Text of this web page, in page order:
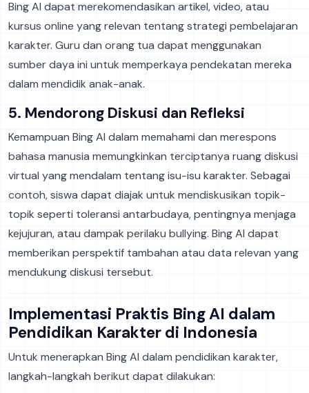
Bing AI dapat merekomendasikan artikel, video, atau
kursus online yang relevan tentang strategi pembelajaran
karakter. Guru dan orang tua dapat menggunakan
sumber daya ini untuk memperkaya pendekatan mereka
dalam mendidik anak-anak.
5. Mendorong Diskusi dan Refleksi
Kemampuan Bing AI dalam memahami dan merespons
bahasa manusia memungkinkan terciptanya ruang diskusi
virtual yang mendalam tentang isu-isu karakter. Sebagai
contoh, siswa dapat diajak untuk mendiskusikan topik-
topik seperti toleransi antarbudaya, pentingnya menjaga
kejujuran, atau dampak perilaku bullying. Bing AI dapat
memberikan perspektif tambahan atau data relevan yang
mendukung diskusi tersebut.
Implementasi Praktis Bing AI dalam
Pendidikan Karakter di Indonesia
Untuk menerapkan Bing AI dalam pendidikan karakter,
langkah-langkah berikut dapat dilakukan: